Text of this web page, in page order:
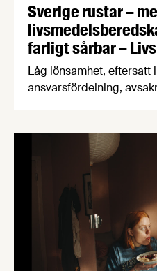
Sverige rustar –
farligt sårbar –
Låg lönsamhet, eftersatt
ansvarsfördelning,
krig. Det visar en ny
Livsmedelsföretagen
produktionen av
tid när produktionen
beredskapen.